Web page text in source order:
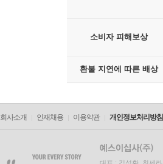
소비자 피해보상
환불 지연에 따른 배상
회사소개 인재채용 이용약관 개인정보처리방침